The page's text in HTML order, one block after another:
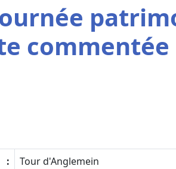
commentée
:
Tour d'Anglemein